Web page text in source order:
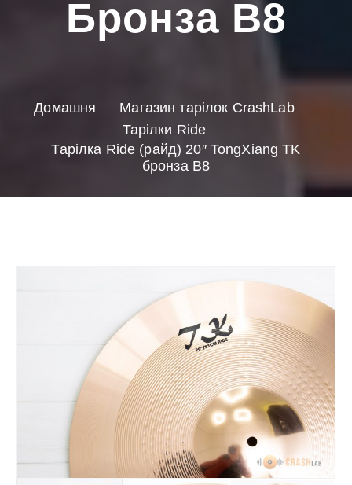
Бронза B8
Домашня
Магазин тарілок CrashLab
Тарілки Ride
Тарілка Ride (райд) 20″ TongXiang TK
бронза B8